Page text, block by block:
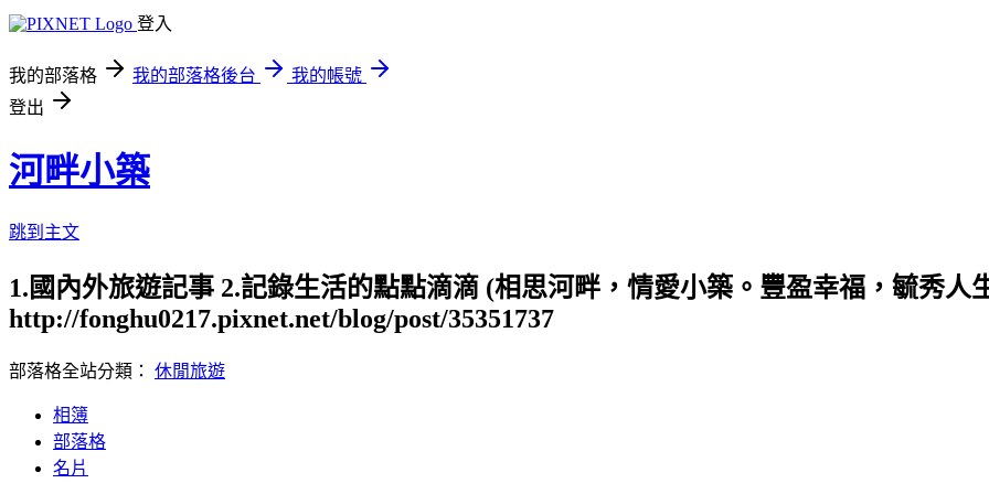
登入
我的部落格 我的部落格後台
我的帳號
登出
河畔小築
跳到主文
1.國內外旅遊記事 2.記錄生活的點點滴滴 (相思河畔，情愛小築。豐盈幸福，毓秀人
http://fonghu0217.pixnet.net/blog/post/35351737
部落格全站分類： 休閒旅遊
相簿
部落格
名片